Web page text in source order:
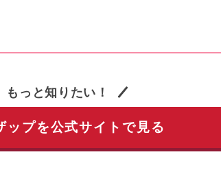
もっと知りたい！
ップを公式サイトで見る